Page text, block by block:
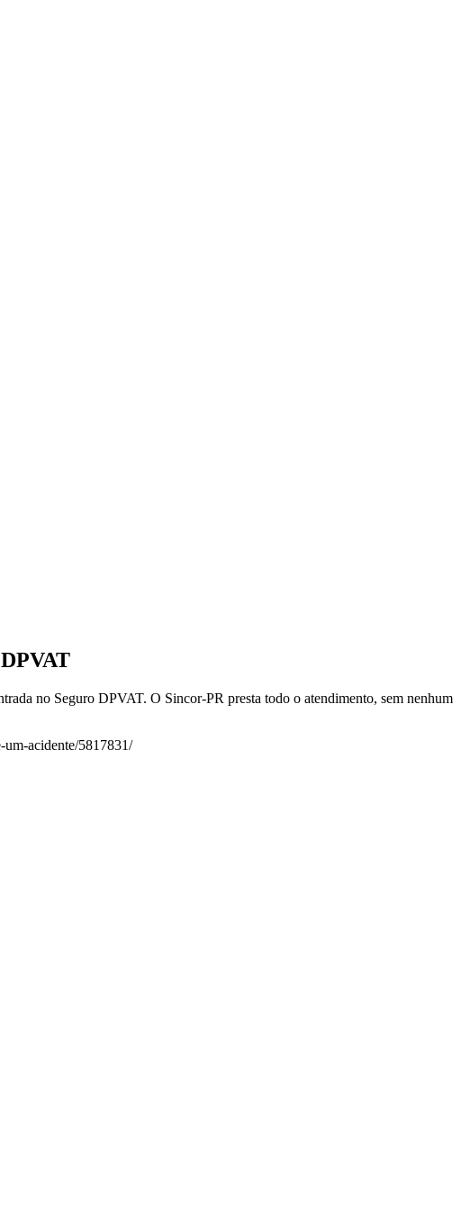
no Seguro DPVAT. O Sincor-PR presta todo o atendimento, sem nenhum
um-acidente/5817831/